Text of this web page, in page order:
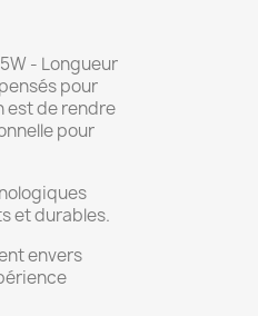
- Longueur
pour
est de rendre
pour
et durables.
envers